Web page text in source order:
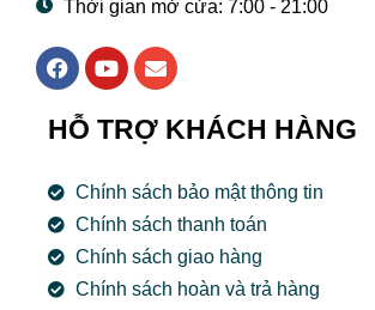
Thời gian mở cửa: 7:00 - 21:00
F
a
e
b
o
k
Y
o
t
u
e
E
n
e
l
p
e
HỖ TRỢ KHÁCH HÀNG
Chính sách bảo mật thông tin
Chính sách thanh toán
Chính sách giao hàng
Chính sách hoàn và trả hàng